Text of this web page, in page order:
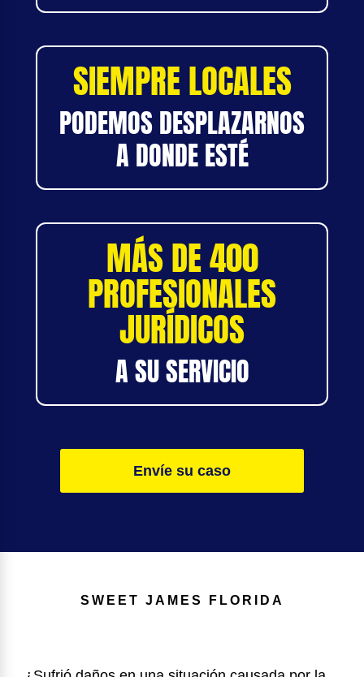
SIEMPRE LOCALES
PODEMOS DESPLAZARNOS
A DONDE ESTÉ
MÁS DE 400
PROFESIONALES
JURÍDICOS
A SU SERVICIO
Envíe su caso
SWEET JAMES FLORIDA